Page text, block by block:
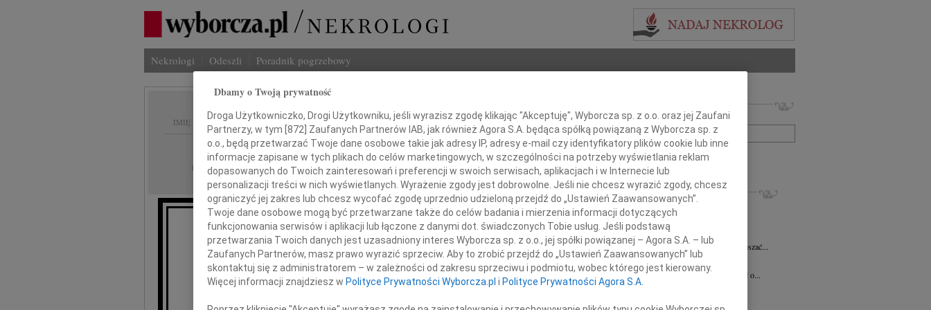
Nekrologi Odeszli Poradnik pogrzebowy
IMIĘ I NAZWISKO:
REGION: Warszawa
DATA EMISJI: 30.12.2022
30 grudnia 2009 roku 13 lat temu
zginął w lawinie w Tatrach
mój Syn
Imię i nazwisko lub numer ogłoszenia:
+ szukanie zaawansowane
INNE NEKROLOGI
Marek Pliszkiewicz 05.08.2026
Ze smutkiem żegnamy Profesora Marka...
Marianna Szymańska
Gdyby miłość mogła uzdrawiać a łzy wskrzeszać...
Andrzej Gołaszewski
Z wielkim smutkiem przyjęliśmy wiadomość o...
Andrzej Perzanowski
Z głębokim smutkiem i niedowierzaniem...
Dbamy o Twoją prywatność
Droga Użytkowniczko, Drogi Użytkowniku, jeśli wyrazisz zgodę klikając "Akceptuję", Wyborcza sp. z o.o. oraz jej Zaufani
Partnerzy, w tym [872] Zaufanych Partnerów IAB, jak również Agora S.A. będąca spółką powiązaną z Wyborcza sp. z
o.o., będą przetwarzać Twoje dane osobowe takie jak adresy IP, adresy e-mail czy identyfikatory plików cookie lub inne
informacje zapisane w tych plikach do celów marketingowych, w szczególności na potrzeby wyświetlania reklam
dopasowanych do Twoich zainteresowań i preferencji w swoich serwisach, aplikacjach i w Internecie lub
personalizacji treści w nich wyświetlanych. Wyrażenie zgody jest dobrowolne. Jeśli nie chcesz wyrazić zgody, chcesz
ograniczyć jej zakres lub chcesz wycofać zgodę uprzednio udzieloną przejdź do „Ustawień Zaawansowanych”.
Twoje dane osobowe mogą być przetwarzane także do celów badania i mierzenia informacji dotyczących
funkcjonowania serwisów i aplikacji lub łączone z danymi dot. świadczonych Tobie usług. Jeśli podstawą
przetwarzania Twoich danych jest uzasadniony interes Wyborcza sp. z o.o., jej spółki powiązanej – Agora S.A. – lub
Zaufanych Partnerów, masz prawo wyrazić sprzeciw. Aby to zrobić przejdź do „Ustawień Zaawansowanych” lub
skontaktuj się z administratorem – w zależności od zakresu sprzeciwu i podmiotu, wobec którego jest kierowany.
Więcej informacji znajdziesz w Polityce Prywatności Wyborcza.pl i Polityce Prywatności Agora S.A.